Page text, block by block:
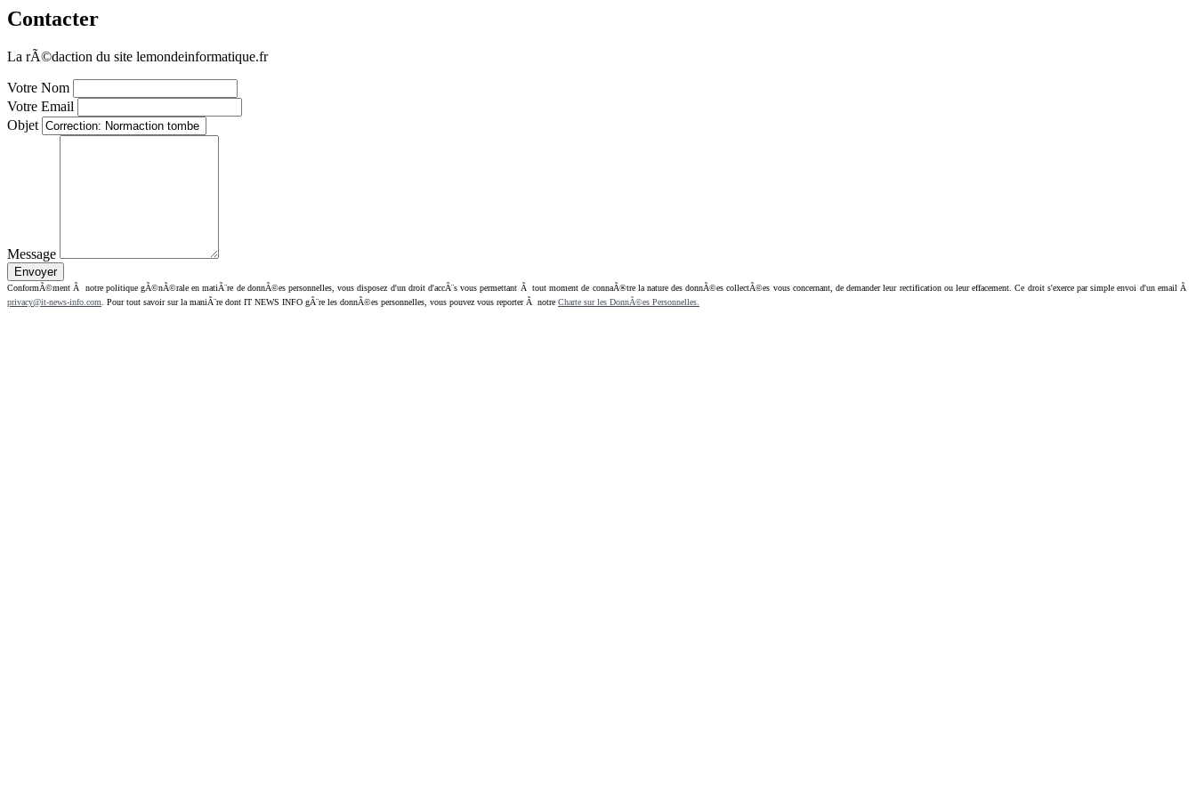
Contacter
La rÃ©daction du site lemondeinformatique.fr
Votre Nom
Votre Email
Objet
Message
ConformÃ©ment Ã notre politique gÃ©nÃ©rale en matiÃ¨re de donnÃ©es personnelles, vous disposez d'un droit d'accÃ¨s vous permettant Ã tout moment de connaÃ®tre la nature des donnÃ©es collectÃ©es vous concernant, de demander leur rectification ou leur effacement. Ce droit s'exerce par simple envoi d'un email Ã
privacy@it-news-info.com . Pour tout savoir sur la maniÃ¨re dont IT NEWS INFO gÃ¨re les donnÃ©es personnelles, vous pouvez vous reporter Ã notre Charte sur les DonnÃ©es Personnelles.